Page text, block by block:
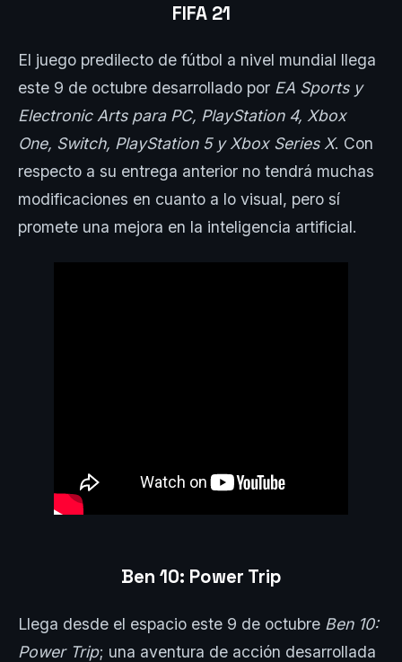
FIFA 21
El juego predilecto de fútbol a nivel mundial llega
este 9 de octubre desarrollado por EA Sportsy
Electronic Artspara PC, PlayStation 4, Xbox
One, Switch, PlayStation 5yXbox Series X. Con
respecto a su entrega anterior no tendrá muchas
modificaciones en cuanto a lo visual, pero sí
promete una mejora en la inteligencia artificial.
Ben 10: Power Trip
Llega desde el espacio este 9 de octubre Ben 10:
Power Trip; una aventura de acción desarrollada